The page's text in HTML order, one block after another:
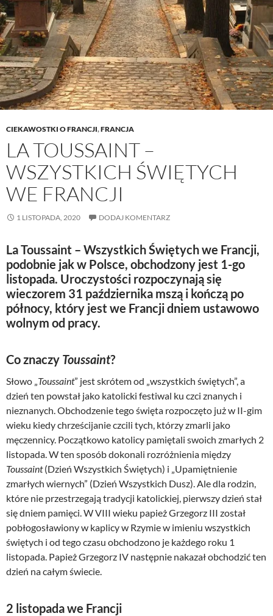
CIEKAWOSTKI O FRANCJI,FRANCJA
LA TOUSSAINT –
WSZYSTKICH ŚWIĘTYCH
WE FRANCJI
1 LISTOPADA, 2020 DODAJ KOMENTARZ
La Toussaint – Wszystkich Świętych we Francji,
podobnie jak w Polsce, obchodzony jest 1-go
listopada. Uroczystości rozpoczynają się
wieczorem 31 października mszą i kończą po
północy, który jest we Francji dniem ustawowo
wolnym od pracy.
Co znaczy Toussaint?
Słowo „Toussaint” jest skrótem od „wszystkich świętych”, a
dzień ten powstał jako katolicki festiwal ku czci znanych i
nieznanych. Obchodzenie tego święta rozpoczęto już w II-gim
wieku kiedy chrześcijanie czcili tych, którzy zmarli jako
męczennicy. Początkowo katolicy pamiętali swoich zmarłych 2
listopada. W ten sposób dokonali rozróżnienia między
Toussaint(Dzień Wszystkich Świętych) i „Upamiętnienie
zmarłych wiernych” (Dzień Wszystkich Dusz). Ale dla rodzin,
które nie przestrzegają tradycji katolickiej, pierwszy dzień stał
się dniem pamięci. W VIII wieku papież Grzegorz III został
pobłogosławiony w kaplicy w Rzymie w imieniu wszystkich
świętych i od tego czasu obchodzono je każdego roku 1
listopada. Papież Grzegorz IV następnie nakazał obchodzić ten
dzień na całym świecie.
2 listopada we Francji